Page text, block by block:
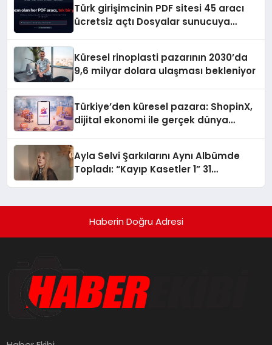
Türk girişimcinin PDF sitesi 45 aracı
ücretsiz açtı Dosyalar sunucuya
Küresel rinoplasti pazarının 2030’da
9,6 milyar dolara ulaşması bekleniyor
Türkiye’den küresel pazara: ShopinX,
dijital ekonomi ile gerçek dünya
Ayla Selvi Şarkılarını Aynı Albümde
Topladı: “Kayıp Kasetler 1” 31
Haberin Doğru Adresi